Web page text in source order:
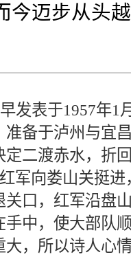
今迈步从头
发表于1957年1
备于泸州与宜
二渡赤水，折
军向娄山关挺
口，红军沿盘
中，使大部队
，所以诗人心